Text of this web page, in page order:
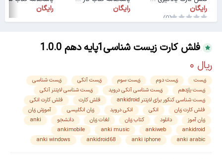
رایگان
(0)
رایگان رایگان
فلش کارت زیست شناسی1پایه دهم 1.0.0
زیست زیست دوم زیست سوم زیست آنکی
زیست شناسی
زیست یازدهم
زیست شناسی آنکی دروید
زیست شناسی لایتنر آنکی
زیست شناسی کنکور برای لایتنر ankidroid
فلش کارت
فلش کارت انکی
فلش کارت زبان
انکی انکی دروید زبان انگلیسی
آموزش زبان
زبان آموز
دانلود کتاب زبان لغات زبان دانشجو
anki
ankidroid
ankiweb
anki music
ankimobile
anki arabic
anki iphone
ankidroid68
anki windows